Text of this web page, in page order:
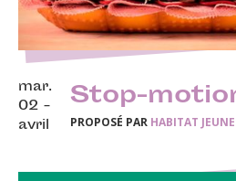
mar.
02 -
avril
Stop-
PROPOSÉ PAR HABITAT